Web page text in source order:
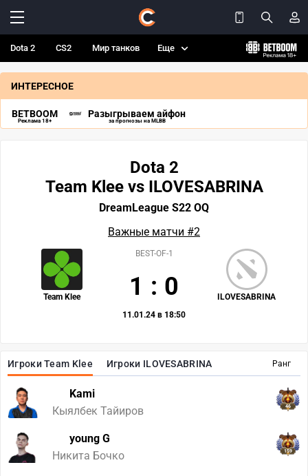
Dota 2 CS2 Мир танков Еще
ИНТЕРЕСНОЕ
BETBOOM
Реклама 18+
Разыгрываем айфон
за прогнозы на MLBB
Ранг
Игроки Team Klee Игроки ILOVESABRINA
Kami
Кыялбек Тайиров
46
young G
Никита Бочко
159
Dota 2
Team Klee vs ILOVESABRINA
DreamLeague S22 OQ
Важные матчи #2
Team Klee ILOVESABRINA
BEST-OF-1
1 : 0
11.01.24 в 18:50